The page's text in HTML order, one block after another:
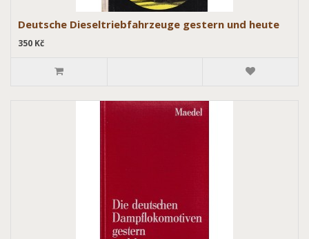
Deutsche Dieseltriebfahrzeuge gestern und heute
350 Kč